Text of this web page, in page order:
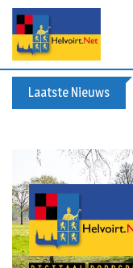
Laatste Nieuws